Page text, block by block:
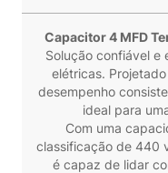
Capacitor 4 MFD
Solução confiável e
elétricas.
desempenho
ideal para
Com uma
classificação de 440
é capaz de lidar